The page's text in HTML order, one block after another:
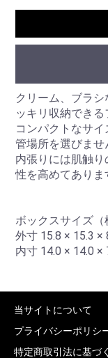
クリーム、ブラ
ッキリ収納できる
コンパクトなサ
管場所を選びませ
内張りには肌触
性を高めてありま
ボックスサイズ（
外寸 15.8 × 15.3 ×
内寸 14.0 × 14.0 ×
当サイトについて
プライバシーポリシ
特定商取引法に基づ